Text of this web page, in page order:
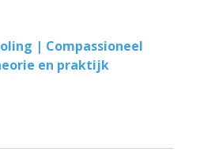
| Compassioneel
en praktijk